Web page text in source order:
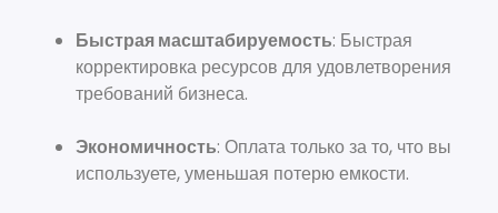
Быстрая масштабируемость: Быстрая
корректировка ресурсов для удовлетворения
требований бизнеса.
Экономичность: Оплата только за то, что вы
используете, уменьшая потерю емкости.